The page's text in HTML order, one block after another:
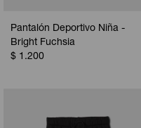
Pantalón Deportivo Niña -
Bright Fuchsia
$ 1.200